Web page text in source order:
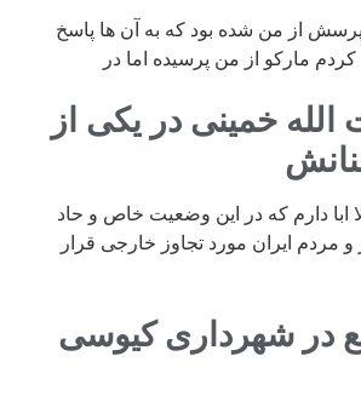
از من شده بود که به آن ها پاسخ
مارکو از من پرسیده اما در
خمینی در یکی از
ابا دارم که در این وضعیت خاص و حاد
مردم ایران مورد تجاوز خارجی قرار
در شهرداری کیوسی